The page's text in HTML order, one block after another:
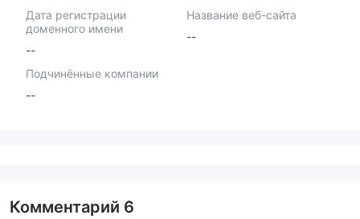
Дата регистрации
доменного имени
--
Название веб-сайта
--
Подчинённые компании
--
Комментарий 6